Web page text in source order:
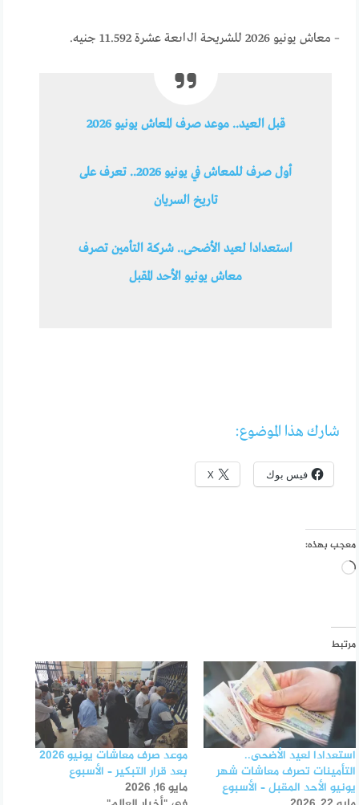
– معاش يونيو 2026 للشريحة الرابعة عشرة 11.592 جنيه.
قبل العيد.. موعد صرف المعاش يونيو 2026
أول صرف للمعاش في يونيو 2026.. تعرف على
تاريخ السريان
استعدادا لعيد الأضحى.. شركة التأمين تصرف
معاش يونيو الأحد المقبل
شارك هذا الموضوع:
فيس بوك X
معجب بهذه:
جاري
مرتبط
استعدادا لعيد الأضحى..
التأمينات تصرف معاشات شهر
يونيو الأحد المقبل – الأسبوع
موعد صرف معاشات يونيو 2026
بعد قرار التبكير – الأسبوع
مايو 16, 2026